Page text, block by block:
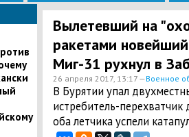
Вылетевший на
ракетами
Миг-31 рухнул в
26 апреля 2017, 13:17 —Военное
В Бурятии упал
истребитель-
оба летчика успели